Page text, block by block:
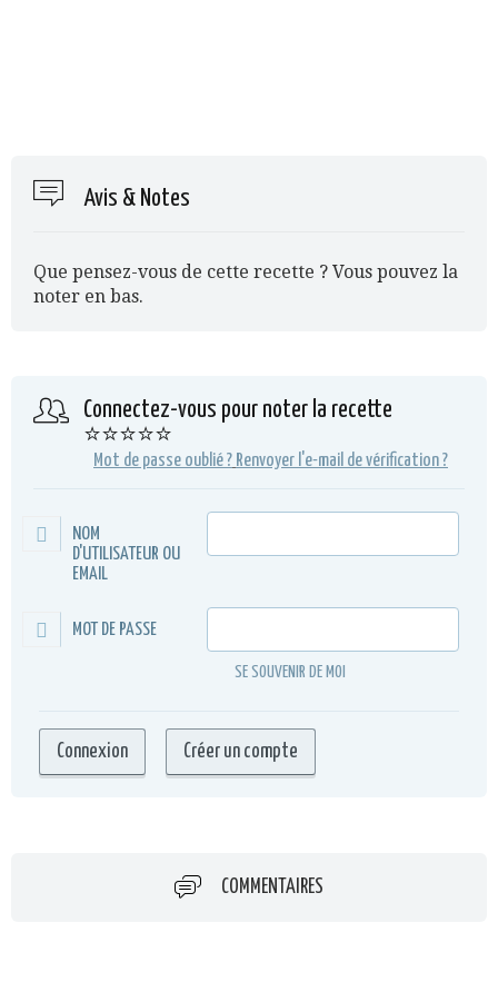
Avis & Notes
Que pensez-vous de cette recette ? Vous pouvez la
noter en bas.
Connectez-vous pour noter la recette
⭐⭐⭐⭐⭐
Mot de passe oublié ? Renvoyer l'e-mail de vérification ?
NOM
D'UTILISATEUR OU
EMAIL
MOT DE PASSE
SE SOUVENIR DE MOI
COMMENTAIRES